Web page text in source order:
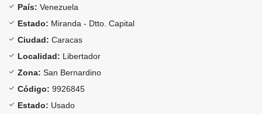
País: Venezuela
Estado: Miranda - Dtto. Capital
Ciudad: Caracas
Localidad: Libertador
Zona: San Bernardino
Código: 9926845
Estado: Usado